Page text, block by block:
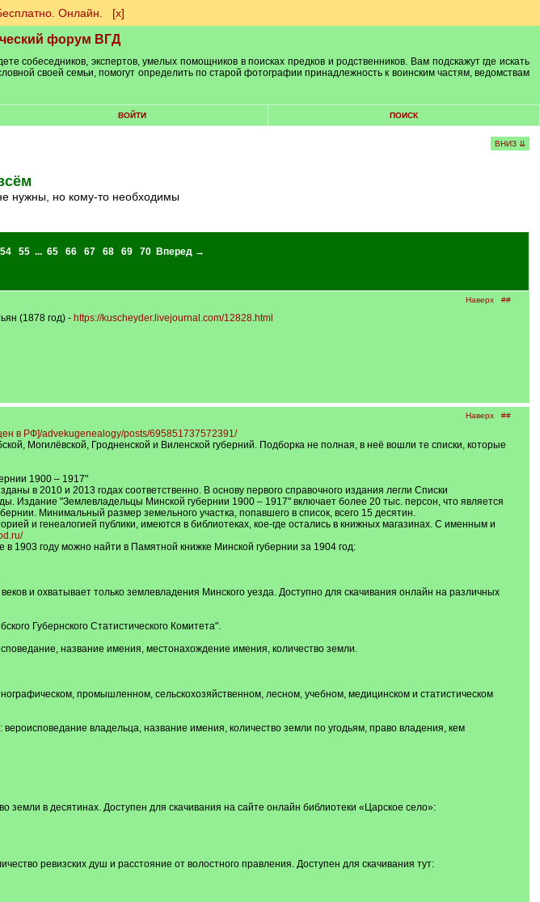
Онлайн. [х]
форум ВГД
собеседников, экспертов, умелых помощников в поисках предков и родственников. Вам подскажут где искать
своей семьи, помогут определить по старой фотографии принадлежность к воинским частям, ведомствам
ВОЙТИ ПОИСК
ВНИЗ ⇊
нужны, но кому-то необходимы
54 55 ... 65 66 67 68 69 70
Вперед →
Наверх ##
(1878 год) - https://kuscheyder.livejournal.com/12828.html
Наверх ##
в РФ]/advekugenealogy/posts/695851737572391/
Могилёвской, Гродненской и Виленской губерний. Подборка не полная, в неё вошли те списки, которые
1900 – 1917"
в 2010 и 2013 годах соответственно. В основу первого справочного издания легли Списки
Издание "Землевладельцы Минской губернии 1900 – 1917" включает более 20 тыс. персон, что является
Минимальный размер земельного участка, попавшего в список, всего 15 десятин.
и генеалогией публики, имеются в библиотеках, кое-где остались в книжных магазинах. С именным и
1903 году можно найти в Памятной книжке Минской губернии за 1904 год:
и охватывает только землевладения Минского уезда. Доступно для скачивания онлайн на различных
Губернского Статистического Комитета".
название имения, местонахождение имения, количество земли.
промышленном, сельскохозяйственном, лесном, учебном, медицинском и статистическом
владельца, название имения, количество земли по угодьям, право владения, кем
в десятинах. Доступен для скачивания на сайте онлайн библиотеки «Царское село»:
ревизских душ и расстояние от волостного правления. Доступен для скачивания тут: